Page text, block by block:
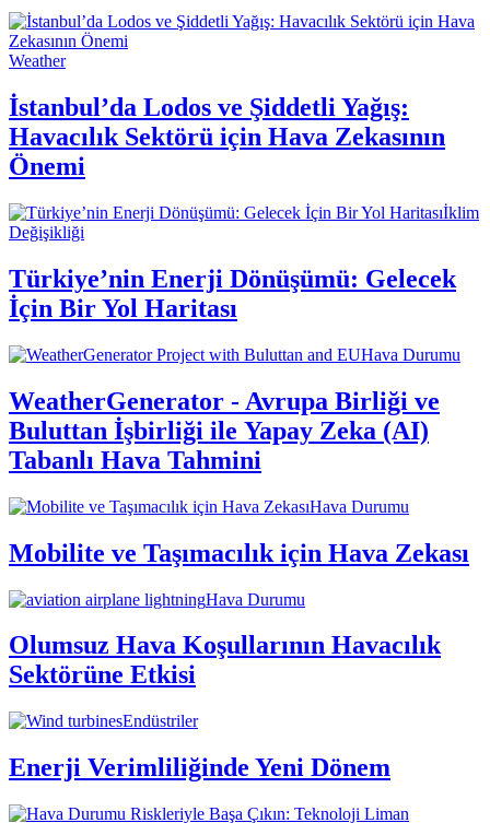
Weather
İstanbul’da Lodos ve Şiddetli Yağış:
Havacılık Sektörü için Hava Zekasının
Önemi
İklim
Değişikliği
Türkiye’nin Enerji Dönüşümü: Gelecek
İçin Bir Yol Haritası
Hava Durumu
WeatherGenerator - Avrupa Birliği ve
Buluttan İşbirliği ile Yapay Zeka (AI)
Tabanlı Hava Tahmini
Hava Durumu
Mobilite ve Taşımacılık için Hava Zekası
Hava Durumu
Olumsuz Hava Koşullarının Havacılık
Sektörüne Etkisi
Endüstriler
Enerji Verimliliğinde Yeni Dönem